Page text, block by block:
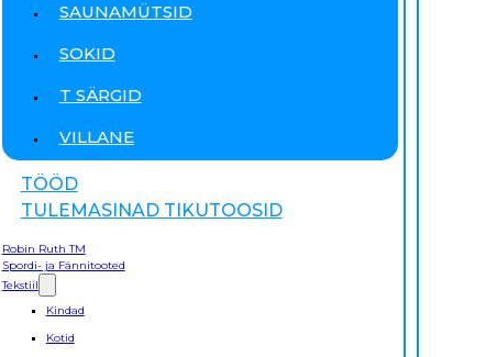
SAUNAMÜTSID
SOKID
T SÄRGID
VILLANE
TÖÖD
TULEMASINAD TIKUTOOSID
Robin Ruth TM
Spordi- ja Fännitooted
Tekstiil
Kindad
Kotid